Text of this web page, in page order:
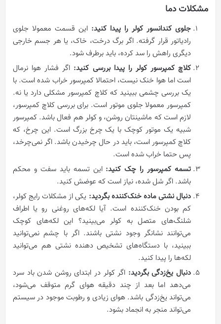
مشکلات دما
جلوی کندانسور کولر را پیدا کنید: این قسمت معمولا جلوی
رادیاتور قرار گرفته. اگر برگ درخت، خاک، یا هر جسم خارجی
دیگری راهش را سد کرده، باید برطرف شود.
کلاچ کمپرسور کولر را پیدا بررسی کنید: اگر فشار هوا نرمال
است اما هوا خنک نیست، احتمالا کمپرسور خراب شده است. با
یک بررسی چشمی ببینید که کلاچ کمپرسور مشکلی دارد یا نه.
کمپرسور معمولا جلوی موتور است. برای بررسی کلاچ کمپرسور،
لازم است که ماشینتان روشن، و کولر هم فعال باشد. کمپرسور
شبیه یک موتور کوچک با یک چرخ‌ بزرگ است. این چرخ، که
کلاچ کمپرسور است، باید در حال چرخیدن باشد. اگر نمی‌چرخد،
پس حتما خراب شده است.
تسمه کمپرسور را چک کنید: این تسمه باید سفت و محکم
باشد. اگر شل شده، نیاز است که عوضش کنید.
دنبال نشتی ماده خنک‌کننده بگردید: یکی از مشکلات رایج کولر،
کم بودن خنک‌کننده است. آیا لکه‌های روغنی رو یا اطراف
شلنگ‌های متصل به کولر می‌بینید؟ این لکه‌های کوچک
می‌توانند نشانگر وجود نشتی باشند. اگر با چشم نمی‌توانید
ببینید، با دستگاه‌های تشخیص دهنده نشتی هم می‌توانید
لکه‌ها را پیدا کنید.
دنبال یخ‌زدگی بگردید: اگر کولر در ابتدای روشن شدن باد سرد
می‌دهد اما بعد از چند دقیقه هوای گرم متوقف می‌شود،
می‌تواند یخ‌زدگی باشد. هوای زیادی و رطوبت موجود در سیستم
می‌تواند منجر به انجماد بشود.